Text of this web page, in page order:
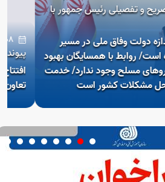
جمهور با
در مسیر
بهبود
ندارد/ خدمت
است
08 مرداد 1405
پیوند مهارت و صنعت
افتتاح فاز نخست مرکز
تعاون، کار و رفاه اجتماعی